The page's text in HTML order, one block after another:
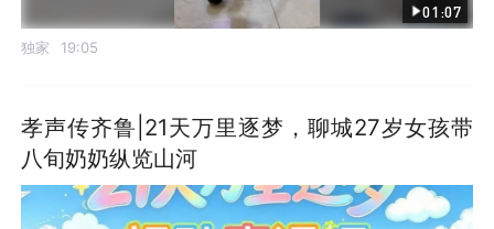
01:07
独家 19:05
孝声传齐鲁|21天万里逐梦，聊城27岁女孩带
八旬奶奶纵览山河